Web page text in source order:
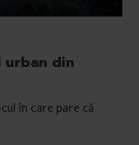
urban din
în care pare că